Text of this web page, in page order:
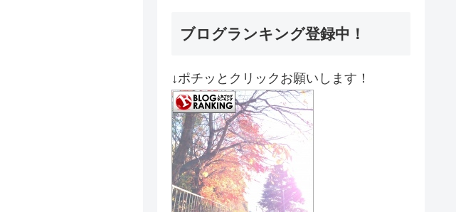
ブログランキング登録中！
↓ポチッとクリックお願いします！